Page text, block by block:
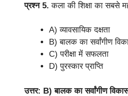
प्रश्न 5. कला की शिक्षा का सबसे
A) व्यावसायिक दक्षता
B) बालक का सर्वांगीण
C) परीक्षा में सफलता
D) पुरस्कार प्राप्ति
उत्तर: B) बालक का सर्वांगीण